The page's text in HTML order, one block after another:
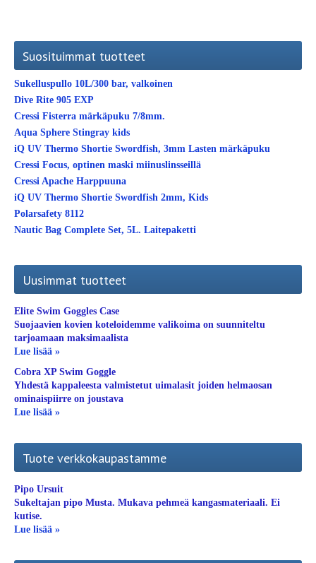
Suosituimmat tuotteet
Sukelluspullo 10L/300 bar, valkoinen
Dive Rite 905 EXP
Cressi Fisterra märkäpuku 7/8mm.
Aqua Sphere Stingray kids
iQ UV Thermo Shortie Swordfish, 3mm Lasten märkäpuku
Cressi Focus, optinen maski miinuslinsseillä
Cressi Apache Harppuuna
iQ UV Thermo Shortie Swordfish 2mm, Kids
Polarsafety 8112
Nautic Bag Complete Set, 5L. Laitepaketti
Uusimmat tuotteet
Elite Swim Goggles Case
Suojaavien kovien koteloidemme valikoima on suunniteltu
tarjoamaan maksimaalista
Lue lisää »
Cobra XP Swim Goggle
Yhdestä kappaleesta valmistetut uimalasit joiden helmaosan
ominaispiirre on joustava
Lue lisää »
Tuote verkkokaupastamme
Pipo Ursuit
Sukeltajan pipo Musta. Mukava pehmeä kangasmateriaali. Ei
kutise.
Lue lisää »